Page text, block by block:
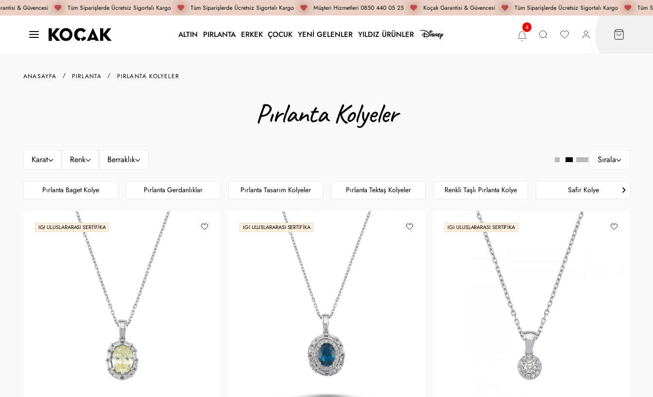
& Güvencesi Tüm Siparişlerde Ücretsiz Sigortalı Kargo Tüm Siparişlerde Ücretsiz Sigortalı Kargo Müşteri Hizmetleri 0850 440 05 25 Koçak Garantisi & Güvencesi Tüm Siparişlerde Ücretsiz Sigortalı Kargo Tüm
ALTIN PIRLANTA ERKEK ÇOCUK YENİ GELENLER YILDIZ ÜRÜNLER
ANASAYFA PIRLANTA PIRLANTA KOLYELER
Pırlanta Kolyeler
Karat Renk Berraklık Sırala
Pırlanta Baget Kolye Pırlanta Gerdanlıklar Pırlanta Tasarım Kolyeler Pırlanta Tektaş Kolyeler Renkli Taşlı Pırlanta Kolye Safir Kolye
IGI ULUSLARARASI SERTIFIKA IGI ULUSLARARASI SERTIFIKA IGI ULUSLARARASI SERTIFIKA